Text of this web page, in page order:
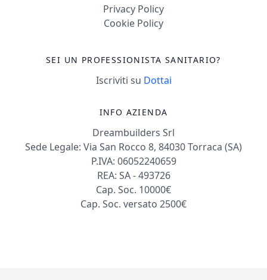
Privacy Policy
Cookie Policy
SEI UN PROFESSIONISTA SANITARIO?
Iscriviti su Dottai
INFO AZIENDA
Dreambuilders Srl
Sede Legale: Via San Rocco 8, 84030 Torraca (SA)
P.IVA: 06052240659
REA: SA - 493726
Cap. Soc. 10000€
Cap. Soc. versato 2500€